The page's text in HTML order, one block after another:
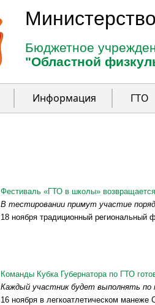
Бюджетное
"Областной
Информация ГТО
Фестиваль «ГТО в школы»
В тестировании примут участие
18 ноября традиционный
Команды Кубка Губернатора по ГТО
Каждый участник будет выполнять по
16 ноября в легкоатлетическом